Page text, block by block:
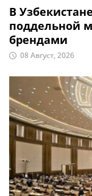
В
поддельной
брендами
08 Август, 2026